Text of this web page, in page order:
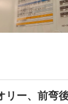
ー、前弯